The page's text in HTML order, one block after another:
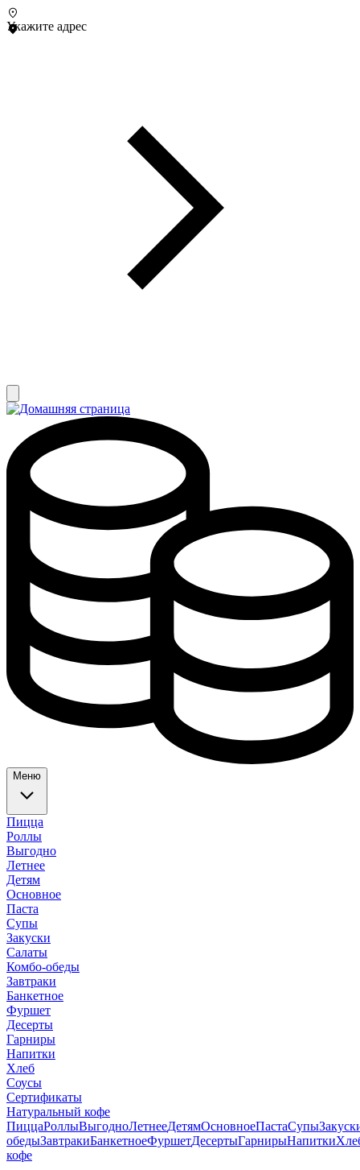
Укажите адрес
Меню
Пицца
Роллы
Выгодно
Летнее
Детям
Основное
Паста
Супы
Закуски
Салаты
Комбо-обеды
Завтраки
Банкетное
Фуршет
Десерты
Гарниры
Напитки
Хлеб
Соусы
Сертификаты
Натуральный кофе
ПиццаРоллыВыгодноЛетнееДетямОсновноеПастаСупы
обедыЗавтракиБанкетноеФуршетДесертыГарнирыНапитки
кофе